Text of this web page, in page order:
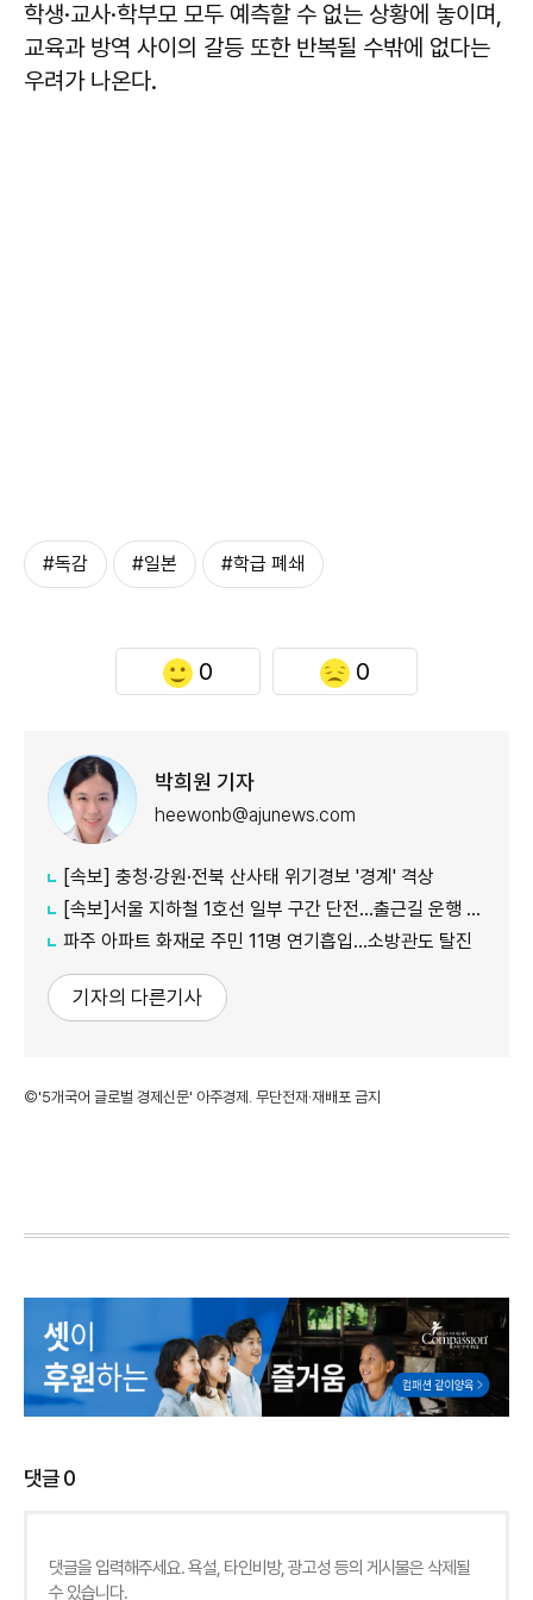
학생·교사·학부모 모두 예측할 수 없는 상황에 놓이며,
교육과 방역 사이의 갈등 또한 반복될 수밖에 없다는
우려가 나온다.
#독감 #일본 #학급 폐쇄
0 0
박희원 기자
heewonb@ajunews.com
[속보] 충청·강원·전북 산사태 위기경보 '경계' 격상
[속보]서울 지하철 1호선 일부 구간 단전…출근길 운행 지연
파주 아파트 화재로 주민 11명 연기흡입…소방관도 탈진
기자의 다른기사
©'5개국어 글로벌 경제신문' 아주경제. 무단전재·재배포 금지
댓글0